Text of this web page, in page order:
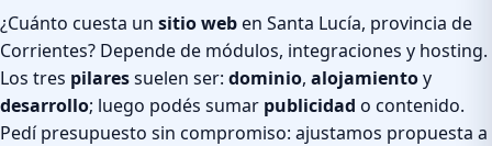
¿Cuánto cuesta un sitio weben Santa Lucía, provincia de
Corrientes? Depende de módulos, integraciones y hosting.
Los tres pilaressuelen ser: dominio, alojamientoy
desarrollo; luego podés sumar publicidad o contenido.
Pedí presupuesto sin compromiso: ajustamos propuesta a